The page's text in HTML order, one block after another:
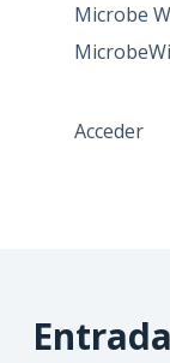
Microbe
Acceder